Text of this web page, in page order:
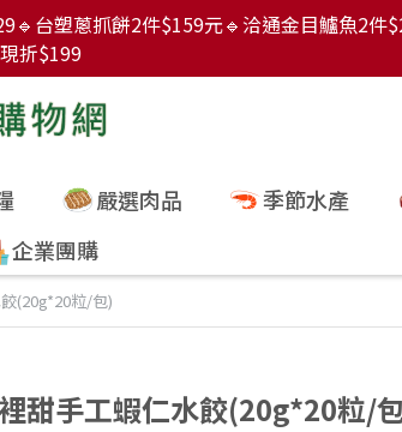
台塑蔥抓餅2件$159元🔹洽通金目鱸魚2
折$199
嚴選肉品 季節水產
企業團購
(20g*20粒/包)
甜手工蝦仁水餃(20g*20粒/